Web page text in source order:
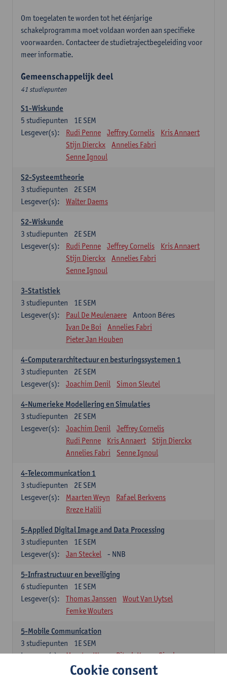
Om toegelaten te worden tot het éénjarige
schakelprogramma moet voldaan worden aan specifieke
voorwaarden. Contacteer de studietrajectbegeleiding voor
meer informatie.
Gemeenschappelijk deel
41 studiepunten
S1-Wiskunde
1E SEM
5 studiepunten
Lesgever(s):
Rudi Penne Jeffrey Cornelis
Kris Annaert
Stijn Dierckx
Annelies Fabri
Senne Ignoul
S2-Systeemtheorie
2E SEM
3 studiepunten
Lesgever(s):
Walter Daems
S2-Wiskunde
2E SEM
3 studiepunten
Lesgever(s):
Rudi Penne Jeffrey Cornelis
Kris Annaert
Stijn Dierckx
Annelies Fabri
Senne Ignoul
3-Statistiek
1E SEM
3 studiepunten
Lesgever(s):
Paul De Meulenaere
Antoon Béres
Ivan De Boi
Annelies Fabri
Pieter Jan Houben
4-Computerarchitectuur en besturingssystemen 1
2E SEM
3 studiepunten
Lesgever(s):
Joachim Denil Simon Sleutel
4-Numerieke Modellering en Simulaties
2E SEM
3 studiepunten
Lesgever(s):
Joachim Denil
Jeffrey Cornelis
Rudi Penne
Kris Annaert
Stijn Dierckx
Annelies Fabri
Senne Ignoul
4-Telecommunication 1
2E SEM
3 studiepunten
Lesgever(s):
Maarten Weyn
Rafael Berkvens
Rreze Halili
5-Applied Digital Image and Data Processing
1E SEM
3 studiepunten
Lesgever(s):
Jan Steckel - NNB
5-Infrastructuur en beveiliging
1E SEM
6 studiepunten
Lesgever(s):
Thomas Janssen
Wout Van Uytsel
Femke Wouters
5-Mobile Communication
1E SEM
3 studiepunten
Lesgever(s):
Maarten Weyn Ritesh Kumar Singh
5-Telecommunication 2Cookie consent